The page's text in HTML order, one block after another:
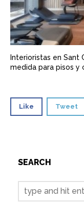
Interioristas en Sant
medida para pisos y
Like Tweet
SEARCH